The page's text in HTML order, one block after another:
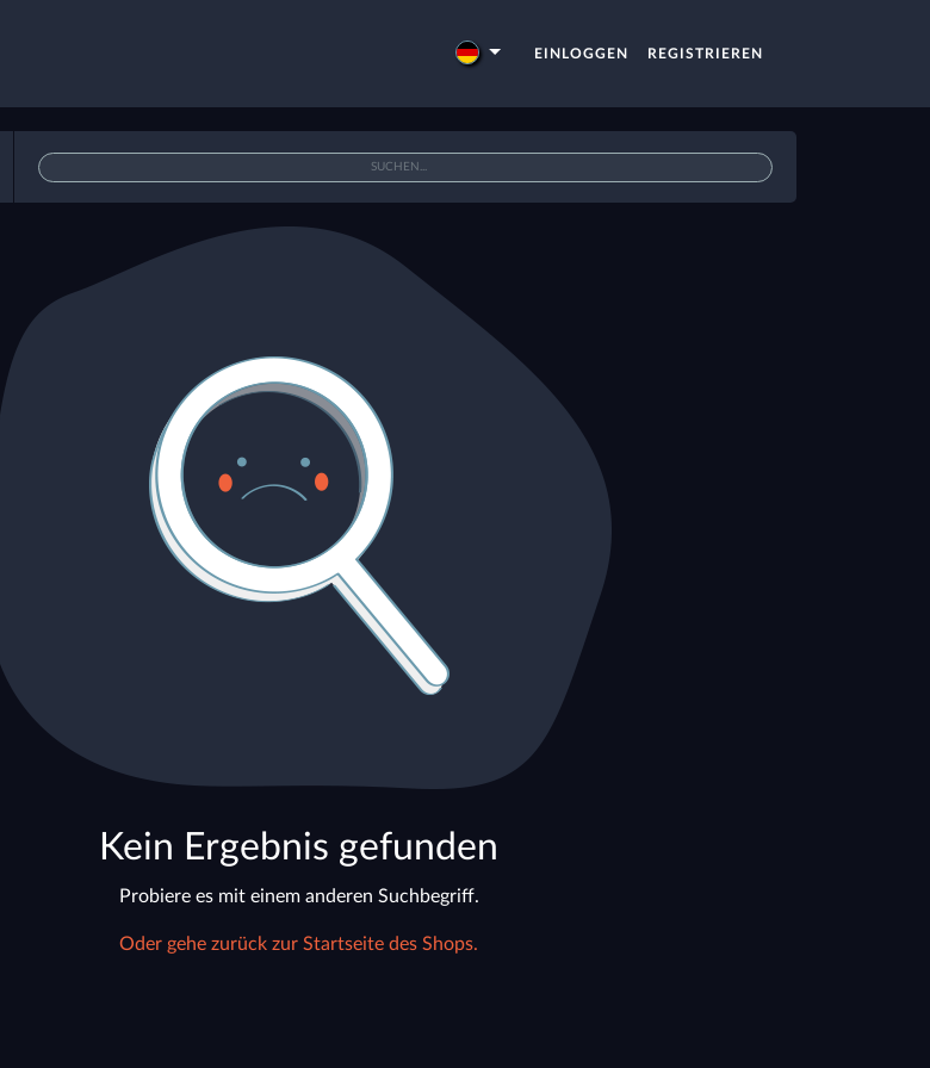
EINLOGGEN REGISTRIEREN
Kein Ergebnis gefunden
Probiere es mit einem anderen Suchbegriff.
Oder gehe zurück zur Startseite des Shops.